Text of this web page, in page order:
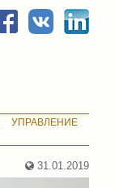
УПРАВЛЕНИЕ
31.01.2019